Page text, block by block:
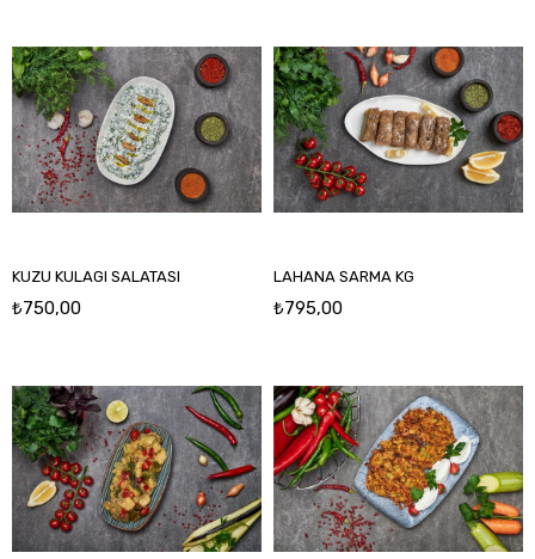
KUZU KULAGI SALATASI
₺750,00
LAHANA SARMA KG
₺795,00